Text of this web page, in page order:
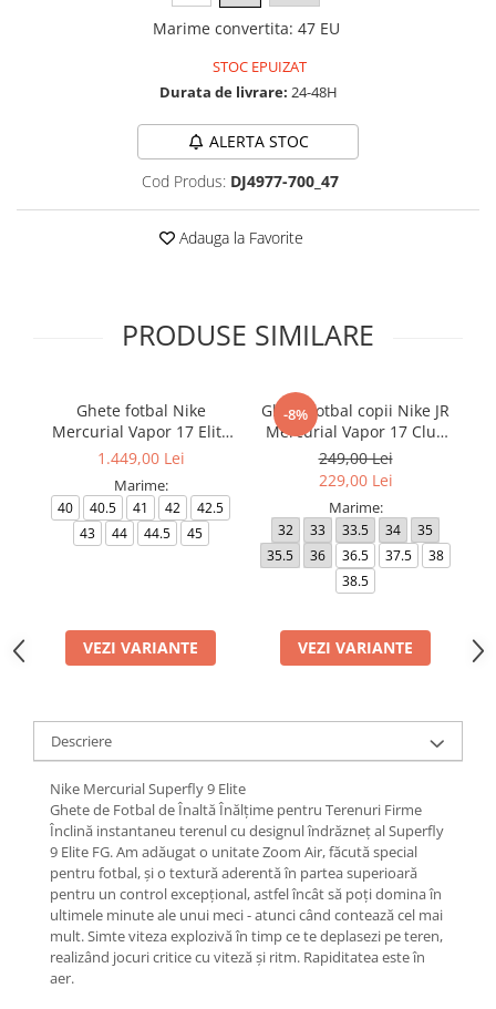
Marime convertita: 47 EU
STOC EPUIZAT
Durata de livrare: 24-48H
ALERTA STOC
Cod Produs: DJ4977-700_47
Adauga la Favorite
PRODUSE SIMILARE
Ghete fotbal Nike
Mercurial Vapor 17 Elite
FG T Se
1.449,00 Lei
Marime:
40 40.5 41 42
42.5
43
44 44.5 45
VEZI VARIANTE
-8%
Ghete fotbal copii Nike JR
Mercurial Vapor 17 Club
FG/MG
249,00 Lei
229,00 Lei
Marime:
32 33 33.5 34
35
35.5
36 36.5 37.5
38
38.5
VEZI VARIANTE
Descriere
Nike Mercurial Superfly 9 Elite
Ghete de Fotbal de Înaltă Înălțime pentru Terenuri Firme
Înclină instantaneu terenul cu designul îndrăzneț al Superfly
9 Elite FG. Am adăugat o unitate Zoom Air, făcută special
pentru fotbal, și o textură aderentă în partea superioară
pentru un control excepțional, astfel încât să poți domina în
ultimele minute ale unui meci - atunci când contează cel mai
mult. Simte viteza explozivă în timp ce te deplasezi pe teren,
realizând jocuri critice cu viteză și ritm. Rapiditatea este în
aer.